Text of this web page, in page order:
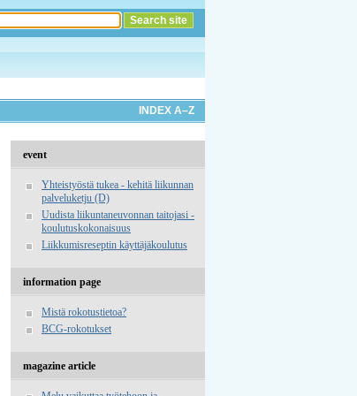
INDEX A–Z
event
Yhteistyöstä tukea - kehitä liikunnan
palveluketju (D)
Uudista liikuntaneuvonnan taitojasi -
koulutuskokonaisuus
Liikkumisreseptin käyttäjäkoulutus
information page
Mistä rokotustietoa?
BCG-rokotukset
magazine article